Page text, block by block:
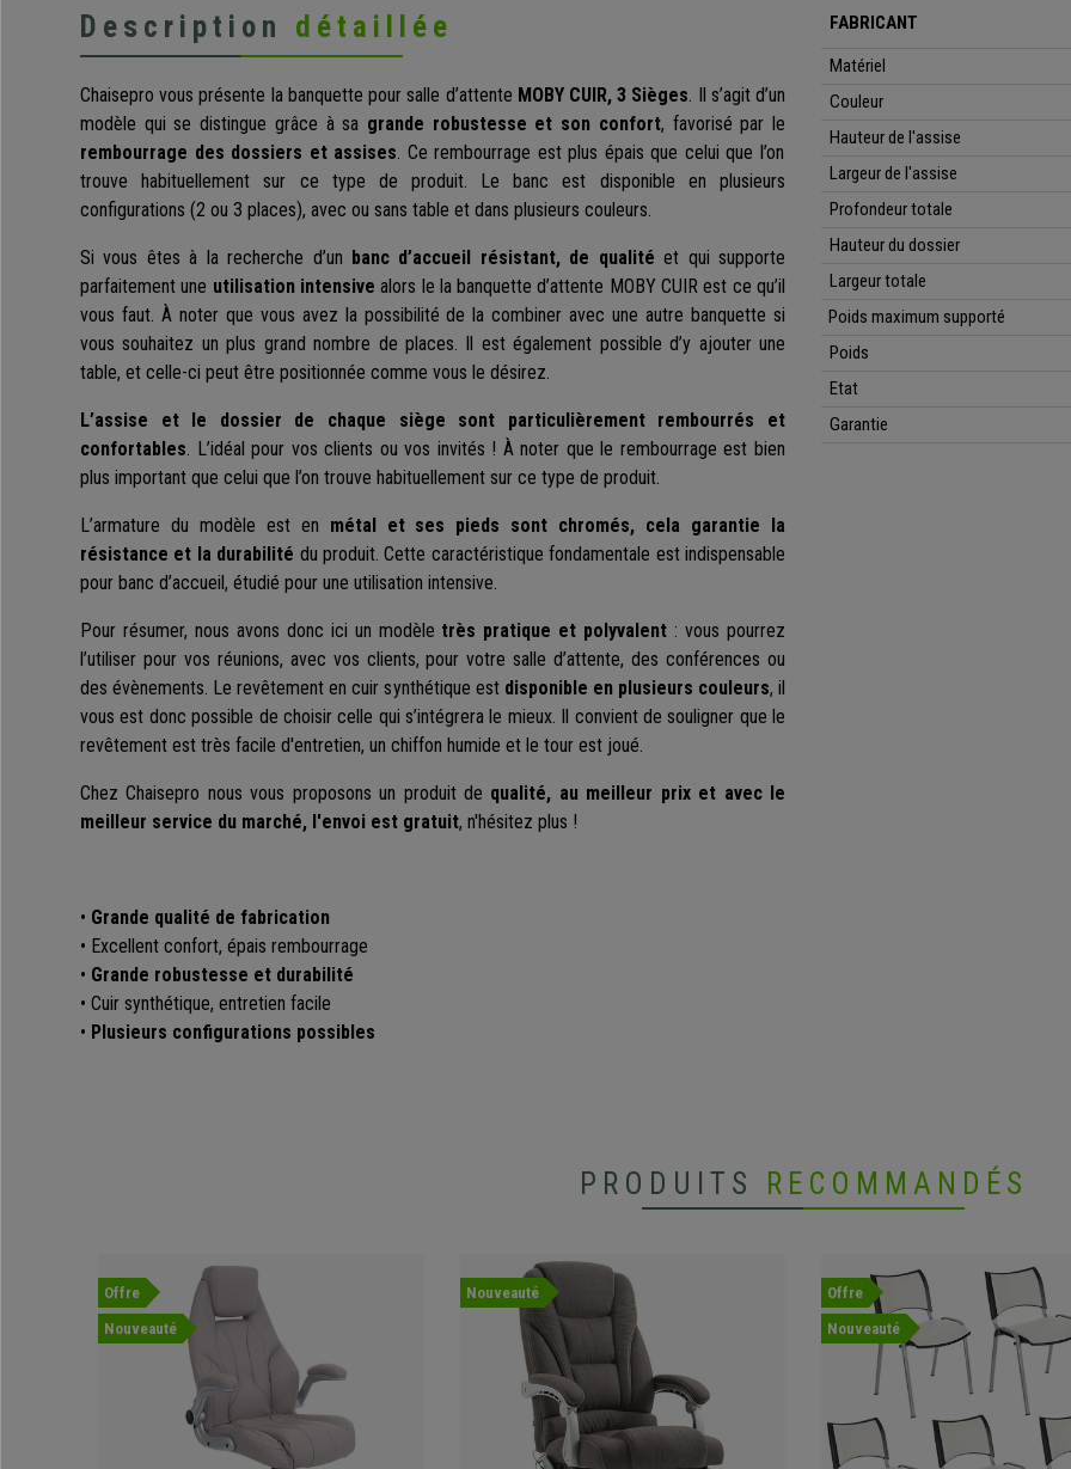
Description détaillée
Chaisepro vous présente la banquette pour salle d’attente MOBY CUIR, 3 Sièges. Il s’agit d’un
modèle qui se distingue grâce à sa grande robustesse et son confort, favorisé par le
rembourrage des dossiers et assises. Ce rembourrage est plus épais que celui que l’on
trouve habituellement sur ce type de produit. Le banc est disponible en plusieurs
configurations (2 ou 3 places), avec ou sans table et dans plusieurs couleurs.
Si vous êtes à la recherche d’un banc d’accueil résistant, de qualité et qui supporte
parfaitement une utilisation intensive alors le la banquette d’attente MOBY CUIR est ce qu’il
vous faut. À noter que vous avez la possibilité de la combiner avec une autre banquette si
vous souhaitez un plus grand nombre de places. Il est également possible d’y ajouter une
table, et celle-ci peut être positionnée comme vous le désirez.
L’assise et le dossier de chaque siège sont particulièrement rembourrés et
confortables. L’idéal pour vos clients ou vos invités ! À noter que le rembourrage est bien
plus important que celui que l’on trouve habituellement sur ce type de produit.
L’armature du modèle est en métal et ses pieds sont chromés, cela garantie la
résistance et la durabilité du produit. Cette caractéristique fondamentale est indispensable
pour banc d’accueil, étudié pour une utilisation intensive.
Pour résumer, nous avons donc ici un modèle très pratique et polyvalent : vous pourrez
l’utiliser pour vos réunions, avec vos clients, pour votre salle d’attente, des conférences ou
des évènements. Le revêtement en cuir synthétique est disponible en plusieurs couleurs, il
vous est donc possible de choisir celle qui s’intégrera le mieux. Il convient de souligner que le
revêtement est très facile d'entretien, un chiffon humide et le tour est joué.
Chez Chaisepro nous vous proposons un produit de qualité, au meilleur prix et avec le
meilleur service du marché, l'envoi est gratuit, n'hésitez plus !
• Grande qualité de fabrication
• Excellent confort, épais rembourrage
• Grande robustesse et durabilité
• Cuir synthétique, entretien facile
• Plusieurs configurations possibles
FABRICANT
Matériel
Couleur
Hauteur de l'assise
Largeur de l'assise
Profondeur totale
Hauteur du dossier
Largeur totale
Poids maximum supporté
Poids
Etat
Garantie
PRODUITS RECOMMANDÉS
Offre
Nouveauté
Nouveauté
Offre
Nouveauté